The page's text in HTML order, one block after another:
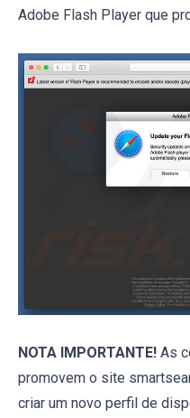
Adobe Flash Player que
NOTA IMPORTANTE! As
promovem o site
criar um novo perfil de